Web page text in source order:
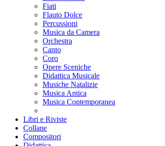
Fiati
Flauto Dolce
Percussioni
Musica da Camera
Orchestra
Canto
Coro
Opere Sceniche
Didattica Musicale
Musiche Natalizie
Musica Antica
Musica Contemporanea
Libri e Riviste
Collane
Compositori